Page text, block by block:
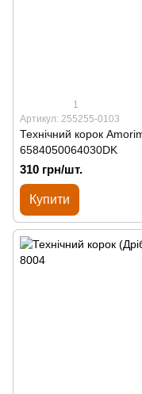
1
Артикул: 255255-0103
Технічний корок
6584050064030DK
310 грн/шт.
Купити